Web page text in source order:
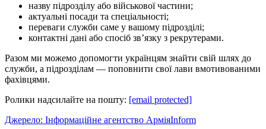
назву підрозділу або військової частини;
актуальні посади та спеціальності;
переваги служби саме у вашому підрозділі;
контактні дані або спосіб зв’язку з рекрутерами.
Разом ми можемо допомогти українцям знайти свій шлях до
служби, а підрозділам — поповнити свої лави вмотивованими
фахівцями.
Ролики надсилайте на пошту: [email protected]
Джерело: Інформаційне агентство АрміяInform